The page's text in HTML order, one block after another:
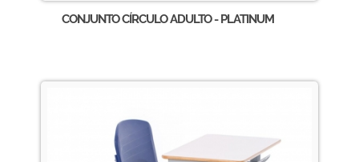
CONJUNTO CÍRCULO ADULTO - PLATINUM